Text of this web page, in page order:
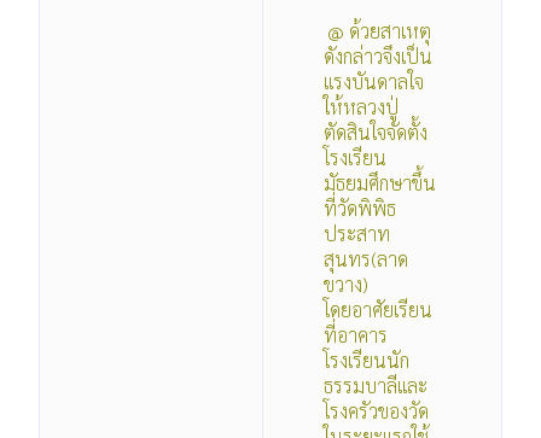
@ ด้วยสาเหตุ
ดังกล่าวจึงเป็น
แรงบันดาลใจ
ให้หลวงปู่
ตัดสินใจจัดตั้ง
โรงเรียน
มัธยมศึกษาขึ้น
ที่วัดพิพิธ
ประสาท
สุนทร(ลาด
ขวาง)
โดยอาศัยเรียน
ที่อาคาร
โรงเรียนนัก
ธรรมบาลีและ
โรงครัวของวัด